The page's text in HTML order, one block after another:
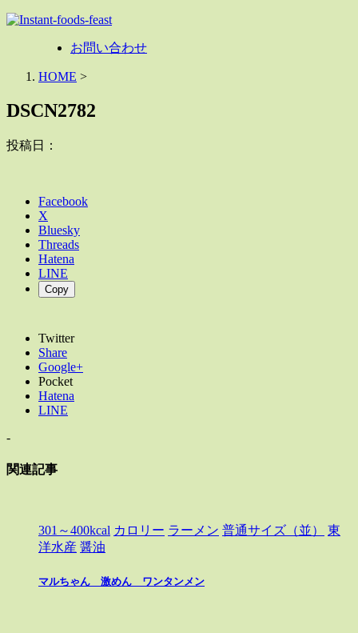
お問い合わせ
HOME >
DSCN2782
投稿日：
Facebook
X
Bluesky
Threads
Hatena
LINE
Copy
Twitter
Share
Google+
Pocket
Hatena
LINE
-
関連記事
301～400kcal カロリー ラーメン 普通サイズ（並）
東
洋水産 醤油
マルちゃん 激めん ワンタンメン